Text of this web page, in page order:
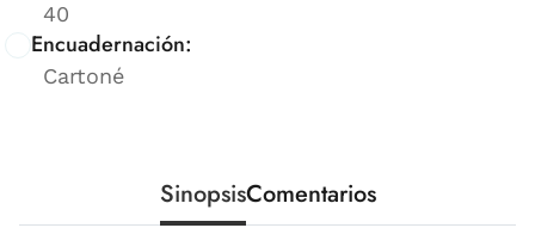
40
Encuadernación:
Cartoné
SinopsisComentarios